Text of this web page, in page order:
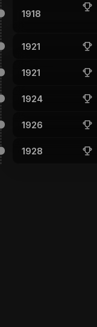
1918
1921
1921
1924
1926
1928